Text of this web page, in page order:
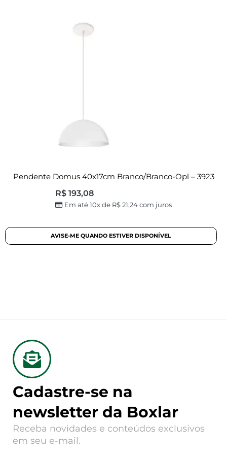
Pendente Domus 40x17cm Branco/branco-Opl – 3923
R$193,08
Em até 10x de R$21,24com juros
Cadastre-se na
newsletter da Boxlar
Receba novidades e conteúdos exclusivos
em seu e-mail.